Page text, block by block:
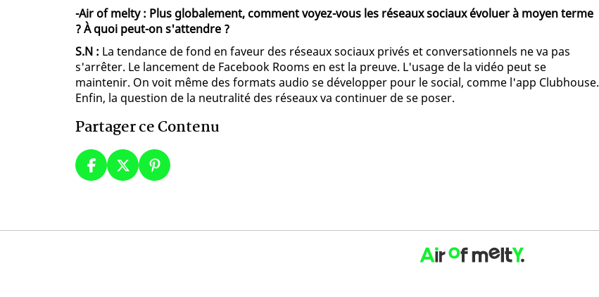
-Air of melty : Plus globalement, comment voyez-vous les réseaux sociaux évoluer à moyen terme
? À quoi peut-on s'attendre ?
S.N : La tendance de fond en faveur des réseaux sociaux privés et conversationnels ne va pas
s'arrêter. Le lancement de Facebook Rooms en est la preuve. L'usage de la vidéo peut se
maintenir. On voit même des formats audio se développer pour le social, comme l'app Clubhouse.
Enfin, la question de la neutralité des réseaux va continuer de se poser.
Partager ce Contenu